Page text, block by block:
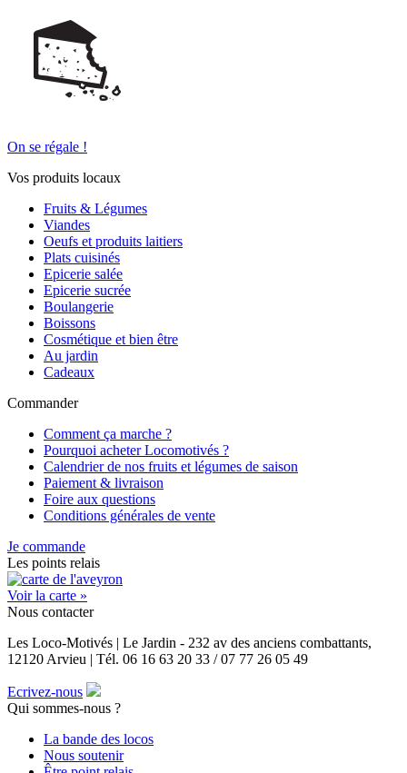
On se régale !
Vos produits locaux
Fruits & Légumes
Viandes
Oeufs et produits laitiers
Plats cuisinés
Epicerie salée
Epicerie sucrée
Boulangerie
Boissons
Cosmétique et bien être
Au jardin
Cadeaux
Commander
Comment ça marche ?
Pourquoi acheter Locomotivés ?
Calendrier de nos fruits et légumes de saison
Paiement & livraison
Foire aux questions
Conditions générales de vente
Je commande
Les points relais
Voir la carte »
Nous contacter
Les Loco-Motivés | Le Jardin - 232 av des anciens combattants,
12120 Arvieu | Tél. 06 16 63 20 33 / 07 77 26 05 49
Ecrivez-nous
Qui sommes-nous ?
La bande des locos
Nous soutenir